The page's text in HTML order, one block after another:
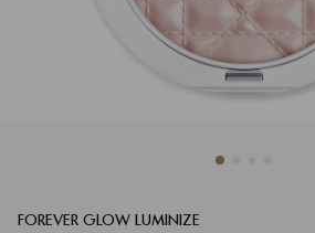
FOREVER GLOW LUMINIZE